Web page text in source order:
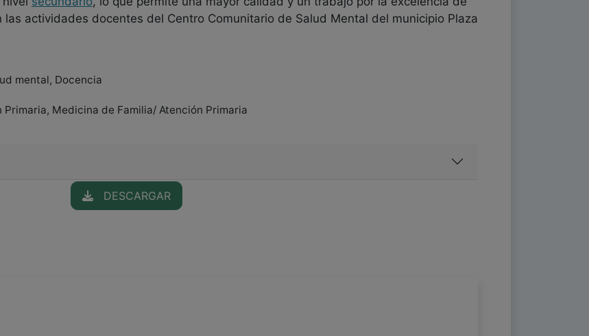
las actividades docentes del Centro Comunitario de Salud Mental del municipio Plaza
mental, Docencia
Medicina de Familia/ Atención Primaria
DESCARGAR